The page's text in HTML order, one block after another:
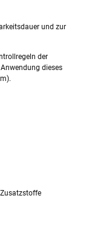
und zur
der
dieses